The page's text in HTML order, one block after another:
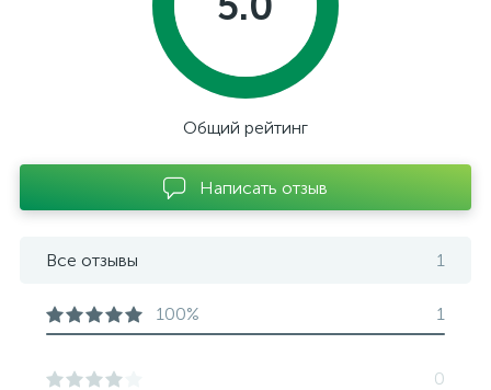
Общий рейтинг
Написать отзыв
Все отзывы 1
100% 1
0